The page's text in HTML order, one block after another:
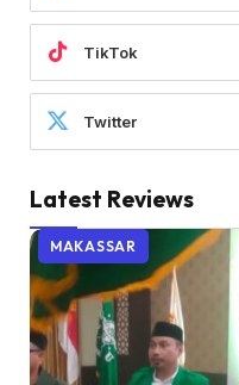
TikTok
Twitter
Latest Reviews
MAKASSAR